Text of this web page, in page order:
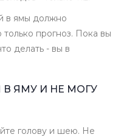
в ямы должно
только прогноз. Пока вы
делать - вы в
В ЯМУ И НЕ МОГУ
голову и шею. Не